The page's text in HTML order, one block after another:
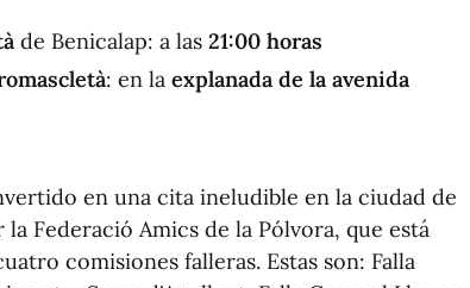
de Benicalap: a las 21:00 horas
: en la explanada de la avenida
en una cita ineludible en la ciudad de
Federació Amics de la Pólvora, que está
comisiones falleras. Estas son: Falla